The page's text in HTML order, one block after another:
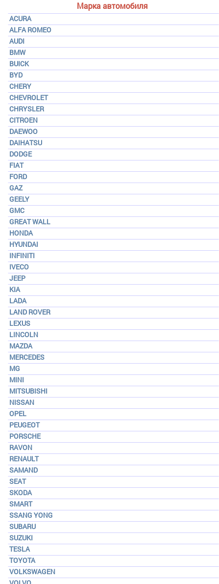
Марка автомобиля
ACURA
ALFA ROMEO
AUDI
BMW
BUICK
BYD
CHERY
CHEVROLET
CHRYSLER
CITROEN
DAEWOO
DAIHATSU
DODGE
FIAT
FORD
GAZ
GEELY
GMC
GREAT WALL
HONDA
HYUNDAI
INFINITI
IVECO
JEEP
KIA
LADA
LAND ROVER
LEXUS
LINCOLN
MAZDA
MERCEDES
MG
MINI
MITSUBISHI
NISSAN
OPEL
PEUGEOT
PORSCHE
RAVON
RENAULT
SAMAND
SEAT
SKODA
SMART
SSANG YONG
SUBARU
SUZUKI
TESLA
TOYOTA
VOLKSWAGEN